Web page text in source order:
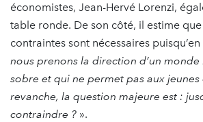
économistes, Jean-Hervé Lorenzi,
table ronde. De son côté, il estime
contraintes sont nécessaires
nous prenons la direction d’un
sobre et qui ne permet pas aux jeunes
revanche, la question majeure est :
contraindre ? ».